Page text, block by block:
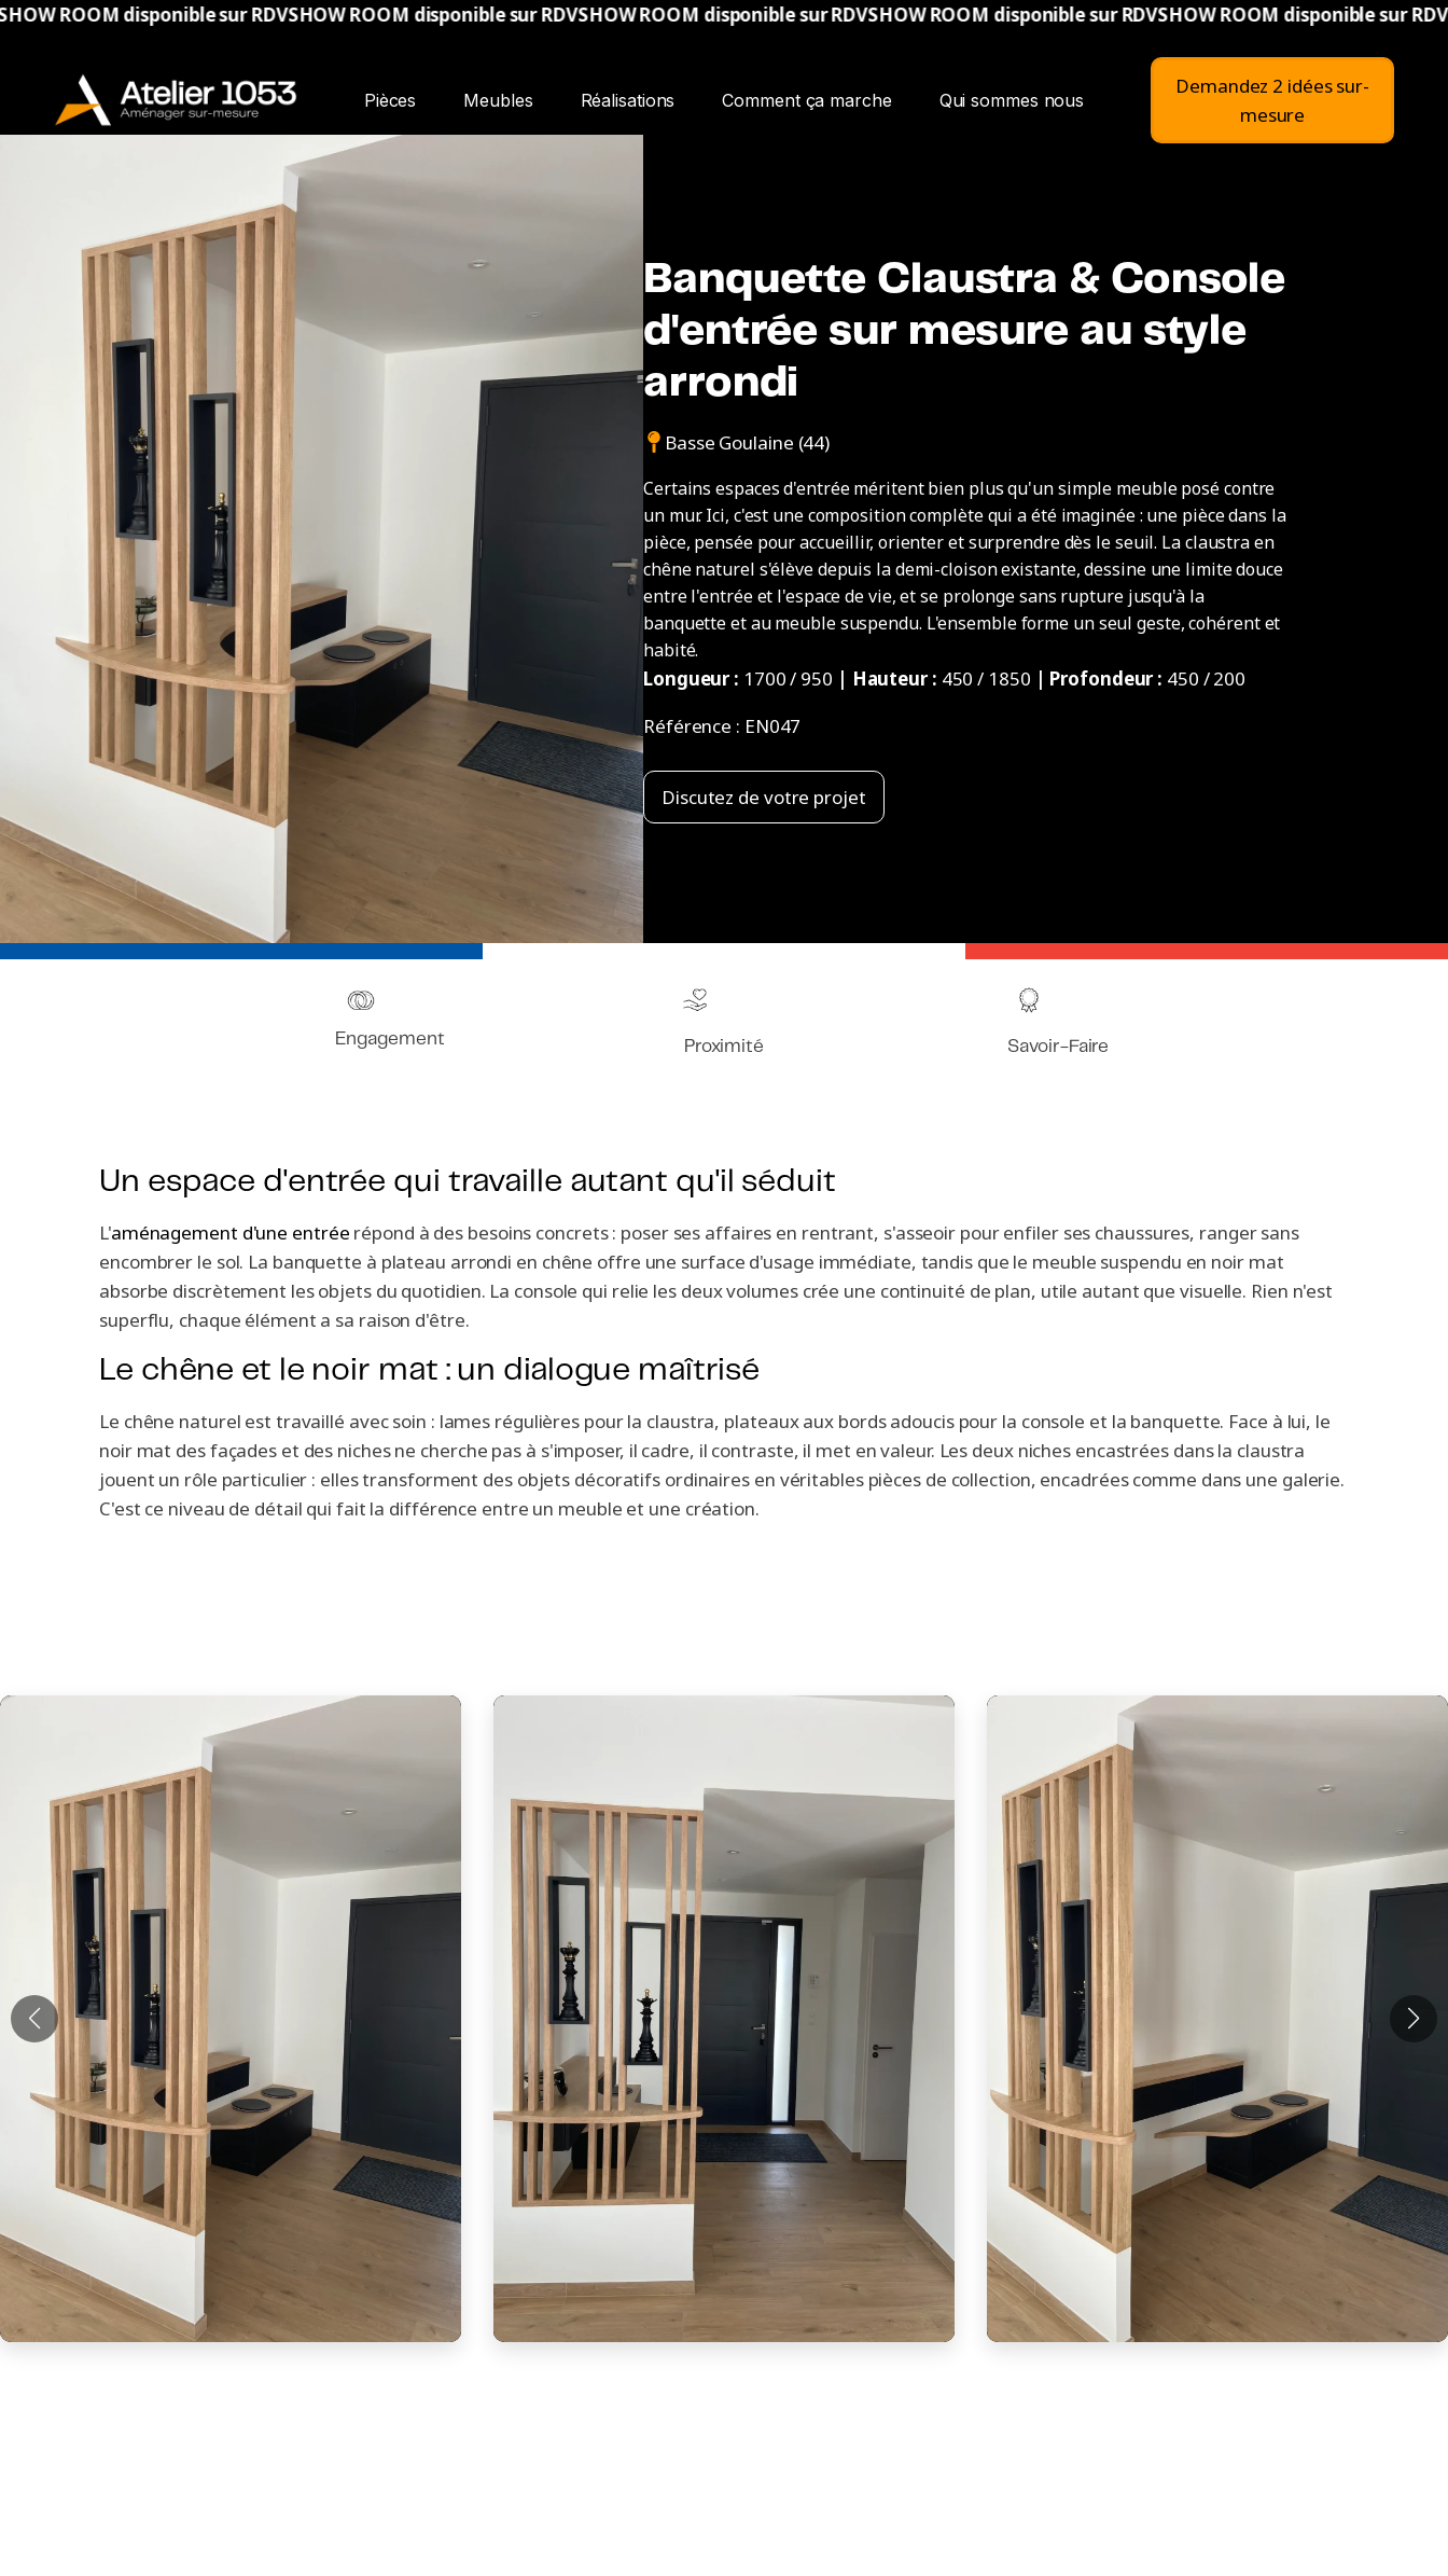
sur RDVSHOW ROOM disponible sur RDVSHOW ROOM disponible sur RDVSHOW ROOM disponible sur RDVSHOW ROOM disponible sur RDVSHOW
Pièces Meubles Réalisations Comment ça marche Qui sommes nous
Demandez 2 idées sur-
mesure
Banquette Claustra & Console
d'entrée sur mesure au style
arrondi
Basse Goulaine (44)
Certains espaces d'entrée méritent bien plus qu'un simple meuble posé contre
un mur. Ici, c'est une composition complète qui a été imaginée : une pièce dans la
pièce, pensée pour accueillir, orienter et surprendre dès le seuil. La claustra en
chêne naturel s'élève depuis la demi-cloison existante, dessine une limite douce
entre l'entrée et l'espace de vie, et se prolonge sans rupture jusqu'à la
banquette et au meuble suspendu. L'ensemble forme un seul geste, cohérent et
habité.
Longueur : 1700 / 950 | Hauteur : 450 / 1850 | Profondeur : 450 / 200
Référence : EN047
Discutez de votre projet
Engagement Proximité Savoir-Faire
Un espace d'entrée qui travaille autant qu'il séduit
L'aménagement d'une entrée répond à des besoins concrets : poser ses affaires en rentrant, s'asseoir pour enfiler ses chaussures, ranger sans
encombrer le sol. La banquette à plateau arrondi en chêne offre une surface d'usage immédiate, tandis que le meuble suspendu en noir mat
absorbe discrètement les objets du quotidien. La console qui relie les deux volumes crée une continuité de plan, utile autant que visuelle. Rien n'est
superflu, chaque élément a sa raison d'être.
Le chêne et le noir mat : un dialogue maîtrisé
Le chêne naturel est travaillé avec soin : lames régulières pour la claustra, plateaux aux bords adoucis pour la console et la banquette. Face à lui, le
noir mat des façades et des niches ne cherche pas à s'imposer, il cadre, il contraste, il met en valeur. Les deux niches encastrées dans la claustra
jouent un rôle particulier : elles transforment des objets décoratifs ordinaires en véritables pièces de collection, encadrées comme dans une galerie.
C'est ce niveau de détail qui fait la différence entre un meuble et une création.